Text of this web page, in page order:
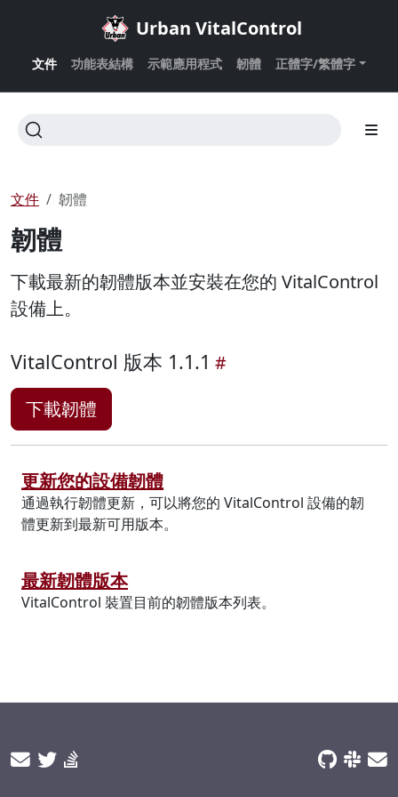
Urban VitalControl
文件 功能表結構 示範應用程式 韌體 正體字/繁體字
文件 韌體
韌體
下載最新的韌體版本並安裝在您的 VitalControl
設備上。
VitalControl 版本 1.1.1
下載韌體
更新您的設備韌體
通過執行韌體更新，可以將您的 VitalControl 設備的韌
體更新到最新可用版本。
最新韌體版本
VitalControl 裝置目前的韌體版本列表。